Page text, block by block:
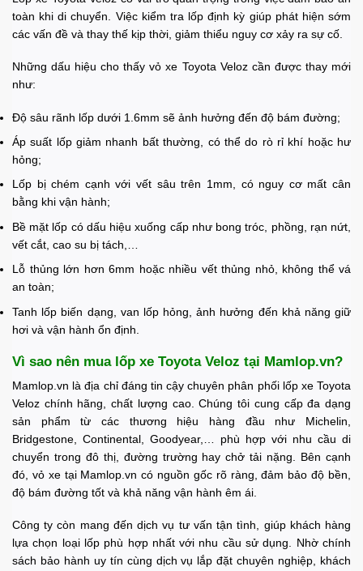
toàn khi di chuyển. Việc kiểm tra lốp định kỳ giúp phát hiện sớm
các vấn đề và thay thế kịp thời, giảm thiểu nguy cơ xảy ra sự cố.
Những dấu hiệu cho thấy vỏ xe Toyota Veloz cần được thay mới
như:
Độ sâu rãnh lốp dưới 1.6mm sẽ ảnh hưởng đến độ bám đường;
Áp suất lốp giảm nhanh bất thường, có thể do rò rỉ khí hoặc hư
hỏng;
Lốp bị chém cạnh với vết sâu trên 1mm, có nguy cơ mất cân
bằng khi vận hành;
Bề mặt lốp có dấu hiệu xuống cấp như bong tróc, phồng, rạn nứt,
vết cắt, cao su bị tách,…
Lỗ thủng lớn hơn 6mm hoặc nhiều vết thủng nhỏ, không thể vá
an toàn;
Tanh lốp biến dạng, van lốp hỏng, ảnh hưởng đến khả năng giữ
hơi và vận hành ổn định.
Vì sao nên mua lốp xe Toyota Veloz tại Mamlop.vn?
Mamlop.vn là địa chỉ đáng tin cậy chuyên phân phối lốp xe Toyota
Veloz chính hãng, chất lượng cao. Chúng tôi cung cấp đa dạng
sản phẩm từ các thương hiệu hàng đầu như Michelin,
Bridgestone, Continental, Goodyear,… phù hợp với nhu cầu di
chuyển trong đô thị, đường trường hay chở tải nặng. Bên cạnh
đó, vỏ xe tại Mamlop.vn có nguồn gốc rõ ràng, đảm bảo độ bền,
độ bám đường tốt và khả năng vận hành êm ái.
Công ty còn mang đến dịch vụ tư vấn tận tình, giúp khách hàng
lựa chọn loại lốp phù hợp nhất với nhu cầu sử dụng. Nhờ chính
sách bảo hành uy tín cùng dịch vụ lắp đặt chuyên nghiệp, khách